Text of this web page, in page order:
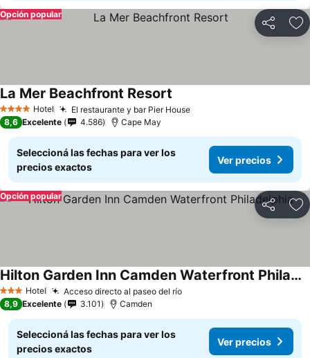
Compartir
Opción popular
4 EstrellasHotel El restaurante y bar Pier House
La Mer Beachfront Resort
8,6 Excelente 4.586 Cape May
Seleccioná las fechas para ver los
precios exactos
Ver precios
Compartir
Opción popular
3 Estrellas
Hotel Acceso directo al paseo del río
Hilton Garden Inn Camden Waterfront Philadelphia
8,9 Excelente 3.101 Camden
Seleccioná las fechas para ver los
precios exactos
Ver precios